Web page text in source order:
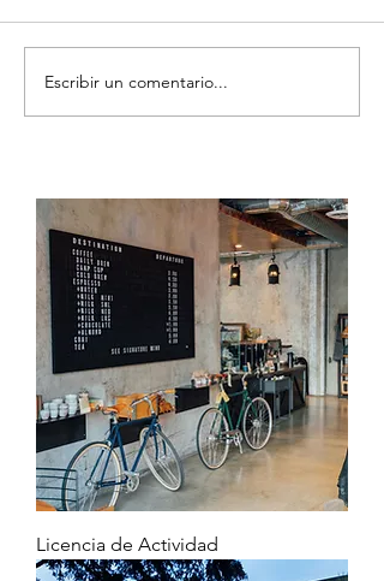
Escribir un comentario...
Licencia de Actividad